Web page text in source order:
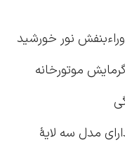
نور خورشید
موتورخانه
مدل سه لایۀ